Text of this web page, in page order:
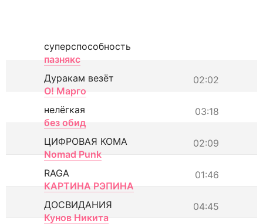
суперспособность
пазнякс
02:02
Дуракам везёт
О! Марго
03:18
нелёгкая
без обид
02:09
ЦИФРОВАЯ КОМА
Nomad Punk
01:46
RAGA
КАРТИНА РЭПИНА
04:45
ДОСВИДАНИЯ
Кунов Никита